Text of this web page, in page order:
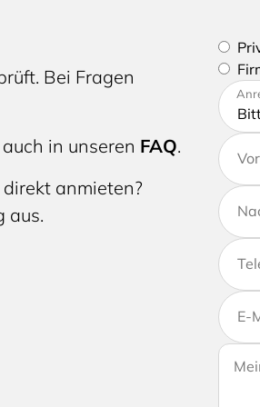
Bei Fragen
in unseren FAQ.
anmieten?
aus.
Bitte
Bitte
E-
Ihre